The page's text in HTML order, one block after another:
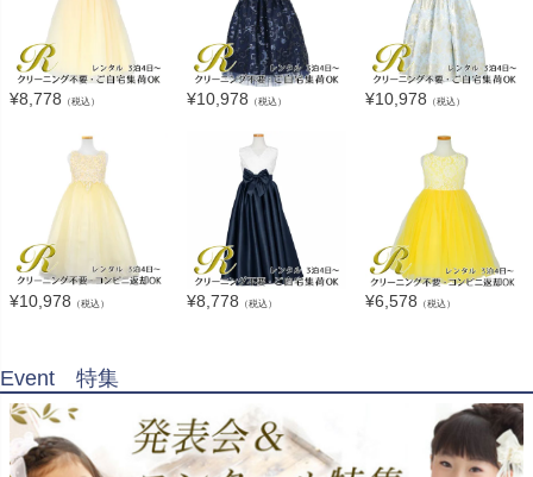
¥8,778 （税込） ¥10,978 （税込） ¥10,978 （税込）
¥10,978 （税込） ¥8,778 （税込） ¥6,578 （税込）
Event 特集